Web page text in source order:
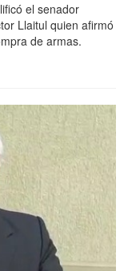
el senador
Llaitul quien afirmó
de armas.